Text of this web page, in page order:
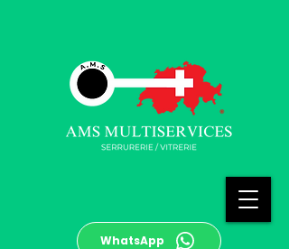
WhatsApp